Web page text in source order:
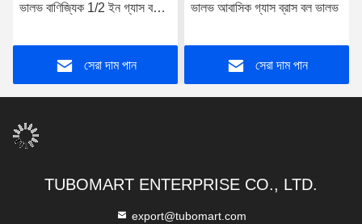
ভালভ বাণিজ্যিক 1/2 ইন গ্যাস বল
সেরা দাম পান
ভালভ আবাসিক গ্যাস ব্রাস বল ভালভ
সেরা দাম পান
TUBOMART ENTERPRISE CO., LTD.
export@tubomart.com